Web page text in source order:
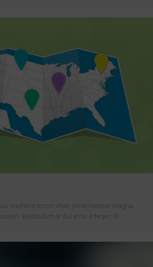
eleifend tortor vitae, pellentesque magna.
Vestibulum at dui arcu. Integer id…